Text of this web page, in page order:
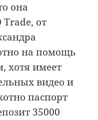
она
Trade, от
на помощь
хотя имеет
видео и
паспорт
35000